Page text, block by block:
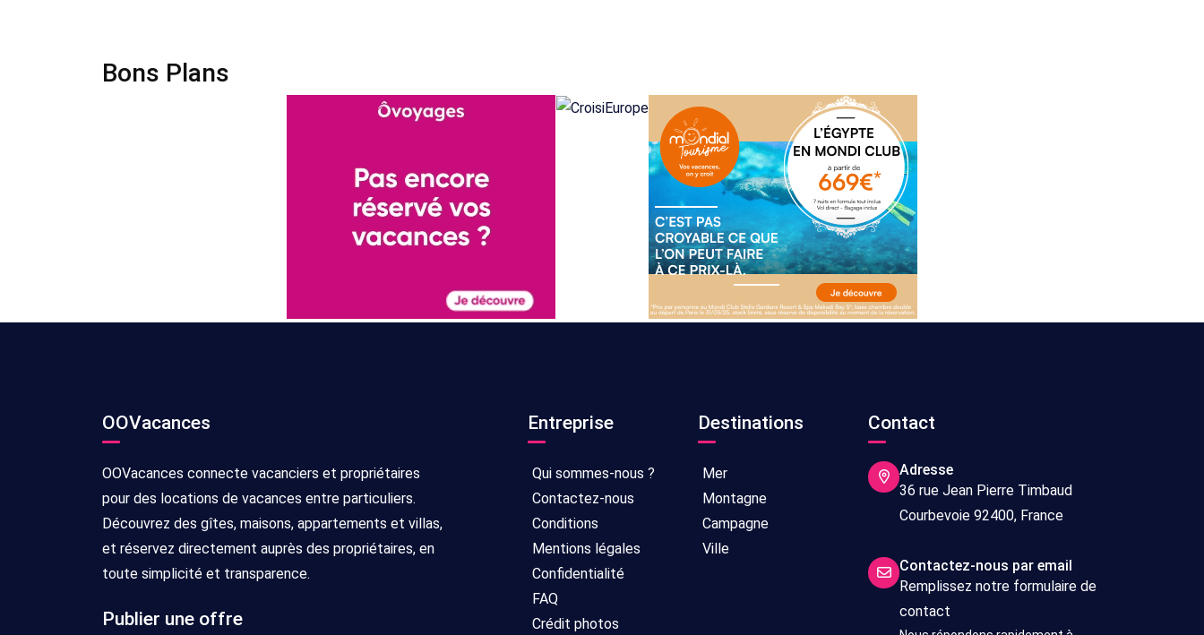
Bons Plans
OOVacances
OOVacances connecte vacanciers et propriétaires
pour des locations de vacances entre particuliers.
Découvrez des gîtes, maisons, appartements et villas,
et réservez directement auprès des propriétaires, en
toute simplicité et transparence.
Publier une offre
Entreprise
Qui sommes-nous ?
Contactez-nous
Conditions
Mentions légales
Confidentialité
FAQ
Crédit photos
Destinations
Mer
Montagne
Campagne
Ville
Contact
Adresse
36 rue Jean Pierre Timbaud
Courbevoie 92400, France
Contactez-nous par email
Remplissez notre formulaire de
contact